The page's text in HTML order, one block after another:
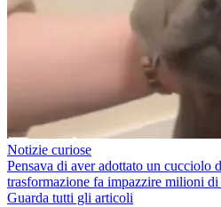
Notizie curiose
Pensava di aver adottato un cucciolo
trasformazione fa impazzire milioni di
Guarda tutti gli articoli